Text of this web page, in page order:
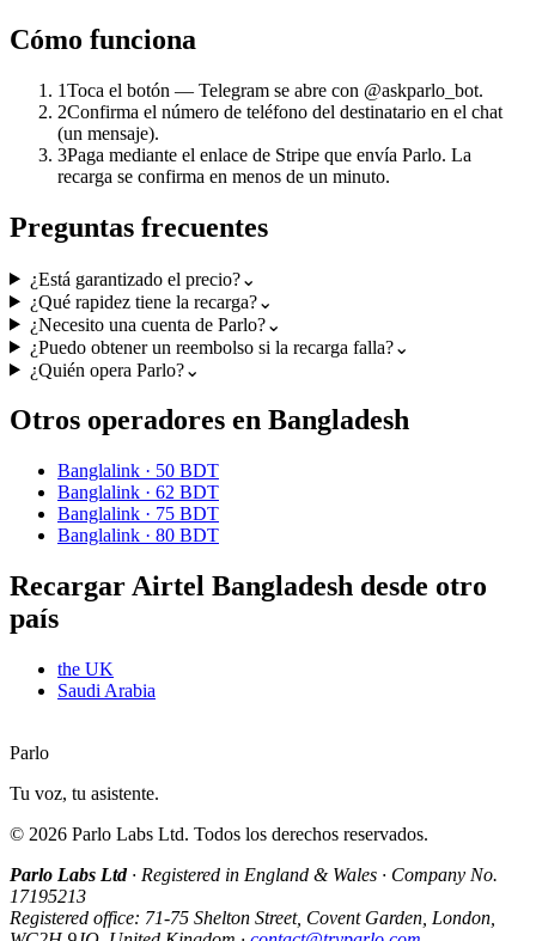
Cómo funciona
1Toca el botón — Telegram se abre con @askparlo_bot.
2Confirma el número de teléfono del destinatario en el chat
(un mensaje).
3Paga mediante el enlace de Stripe que envía Parlo. La
recarga se confirma en menos de un minuto.
Preguntas frecuentes
¿Está garantizado el precio?⌄
¿Qué rapidez tiene la recarga?⌄
¿Necesito una cuenta de Parlo?⌄
¿Puedo obtener un reembolso si la recarga falla?⌄
¿Quién opera Parlo?⌄
Otros operadores en Bangladesh
Banglalink · 50 BDT
Banglalink · 62 BDT
Banglalink · 75 BDT
Banglalink · 80 BDT
Recargar Airtel Bangladesh desde otro
país
the UK
Saudi Arabia
Parlo
Tu voz, tu asistente.
© 2026 Parlo Labs Ltd. Todos los derechos reservados.
Parlo Labs Ltd· Registered in England & Wales · Company No.
17195213
Registered office: 71-75 Shelton Street, Covent Garden, London,